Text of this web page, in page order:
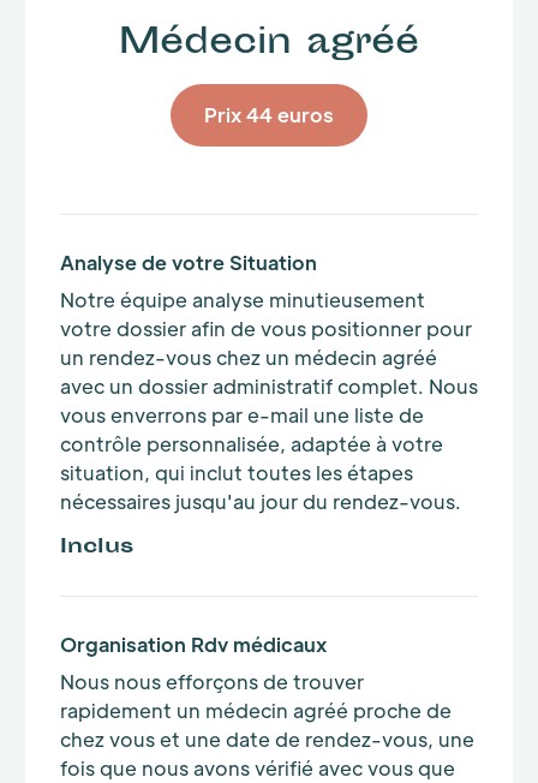
Médecin agréé
Prix 44 euros
Analyse de votre Situation
Notre équipe analyse minutieusement
votre dossier afin de vous positionner pour
un rendez-vous chez un médecin agréé
avec un dossier administratif complet. Nous
vous enverrons par e-mail une liste de
contrôle personnalisée, adaptée à votre
situation, qui inclut toutes les étapes
nécessaires jusqu'au jour du rendez-vous.
Inclus
Organisation Rdv médicaux
Nous nous efforçons de trouver
rapidement un médecin agréé proche de
chez vous et une date de rendez-vous, une
fois que nous avons vérifié avec vous que